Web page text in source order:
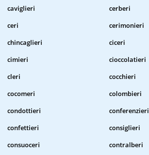
caviglieri
cerberi
ceri
cerimonieri
chincaglieri
ciceri
cimieri
cioccolatieri
cleri
cocchieri
cocomeri
colombieri
condottieri
conferenzieri
confettieri
consiglieri
consuoceri
contralberi